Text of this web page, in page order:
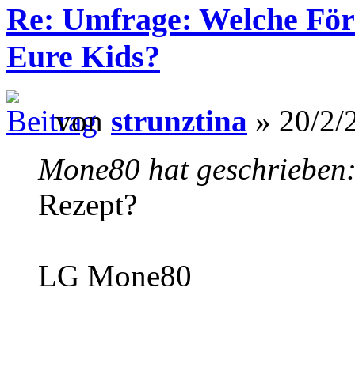
Re: Umfrage: Welche
Eure Kids?
von strunztina » 20/2/
Mone80 hat
Rezept?
LG Mone80